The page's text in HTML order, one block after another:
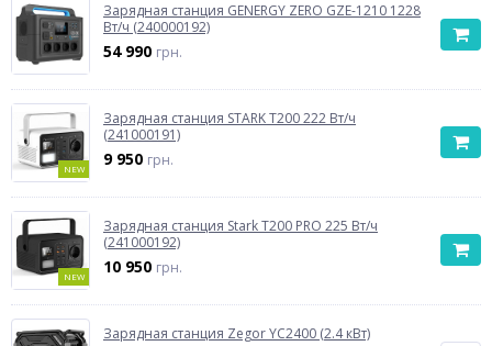
Зарядная станция GENERGY ZERO GZE-1210 1228
Вт/ч (240000192)
54 990 грн.
NEW
Зарядная станция STARK T200 222 Вт/ч
(241000191)
9 950 грн.
NEW
Зарядная станция Stark T200 PRO 225 Вт/ч
(241000192)
10 950 грн.
Зарядная станция Zegor YC2400 (2.4 кВт)